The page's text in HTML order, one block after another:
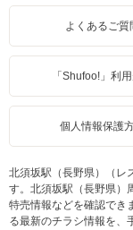
よくあるご質
「Shufoo!」利
個人情報保護
北須坂駅（長野県）（レ
す。北須坂駅（長野県）
特売情報などを確認でき
る最新のチラシ情報を、